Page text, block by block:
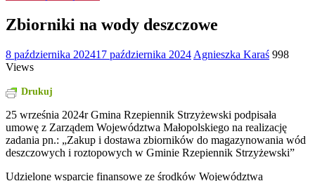
Zbiorniki na wody deszczowe
8 października 202417 października 2024 Agnieszka Karaś 998
Views
Drukuj
25 września 2024r Gmina Rzepiennik Strzyżewski podpisała
umowę z Zarządem Województwa Małopolskiego na realizację
zadania pn.: „Zakup i dostawa zbiorników do magazynowania wód
deszczowych i roztopowych w Gminie Rzepiennik Strzyżewski”
Udzielone wsparcie finansowe ze środków Województwa